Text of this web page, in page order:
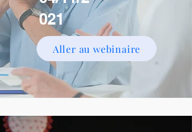
021
Aller au webinaire